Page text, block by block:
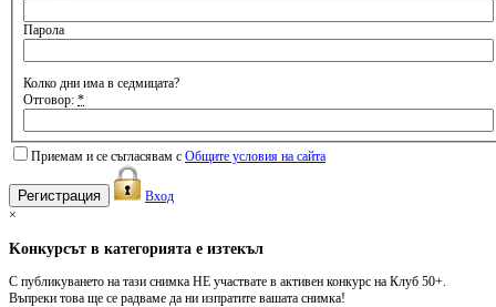
Парола
Колко дни има в седмицата?
Отговор: *
Приемам и се съгласявам с Общите условия на сайта
Вход
×
Kонкурсът в категорията е изтекъл
С публикуването на тази снимка НЕ участвате в активен конкурс на Клуб 50+.
Въпреки това ще се радваме да ни изпратите вашата снимка!